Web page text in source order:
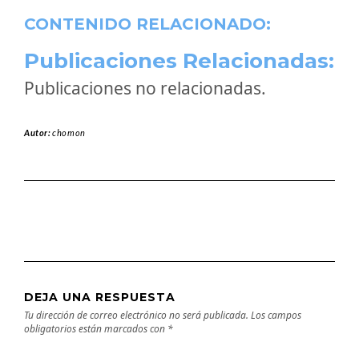
CONTENIDO RELACIONADO:
Publicaciones Relacionadas:
Publicaciones no relacionadas.
Autor:chomon
DEJA UNA RESPUESTA
Tu dirección de correo electrónico no será publicada. Los campos
obligatorios están marcados con *